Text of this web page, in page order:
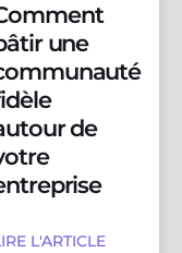
une
de
L'ARTICLE